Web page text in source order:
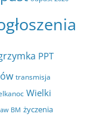
PPT
transmisja
Wielki
BM życzenia